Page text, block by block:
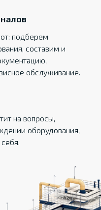
подберем
составим и
обслуживание.
на вопросы,
оборудования,